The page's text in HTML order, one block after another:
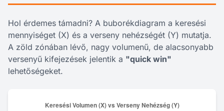
Hol érdemes támadni? A buborékdiagram a keresési
mennyiséget (X) és a verseny nehézségét (Y) mutatja.
A zöld zónában lévő, nagy volumenű, de alacsonyabb
versenyű kifejezések jelentik a "quick win"
lehetőségeket.